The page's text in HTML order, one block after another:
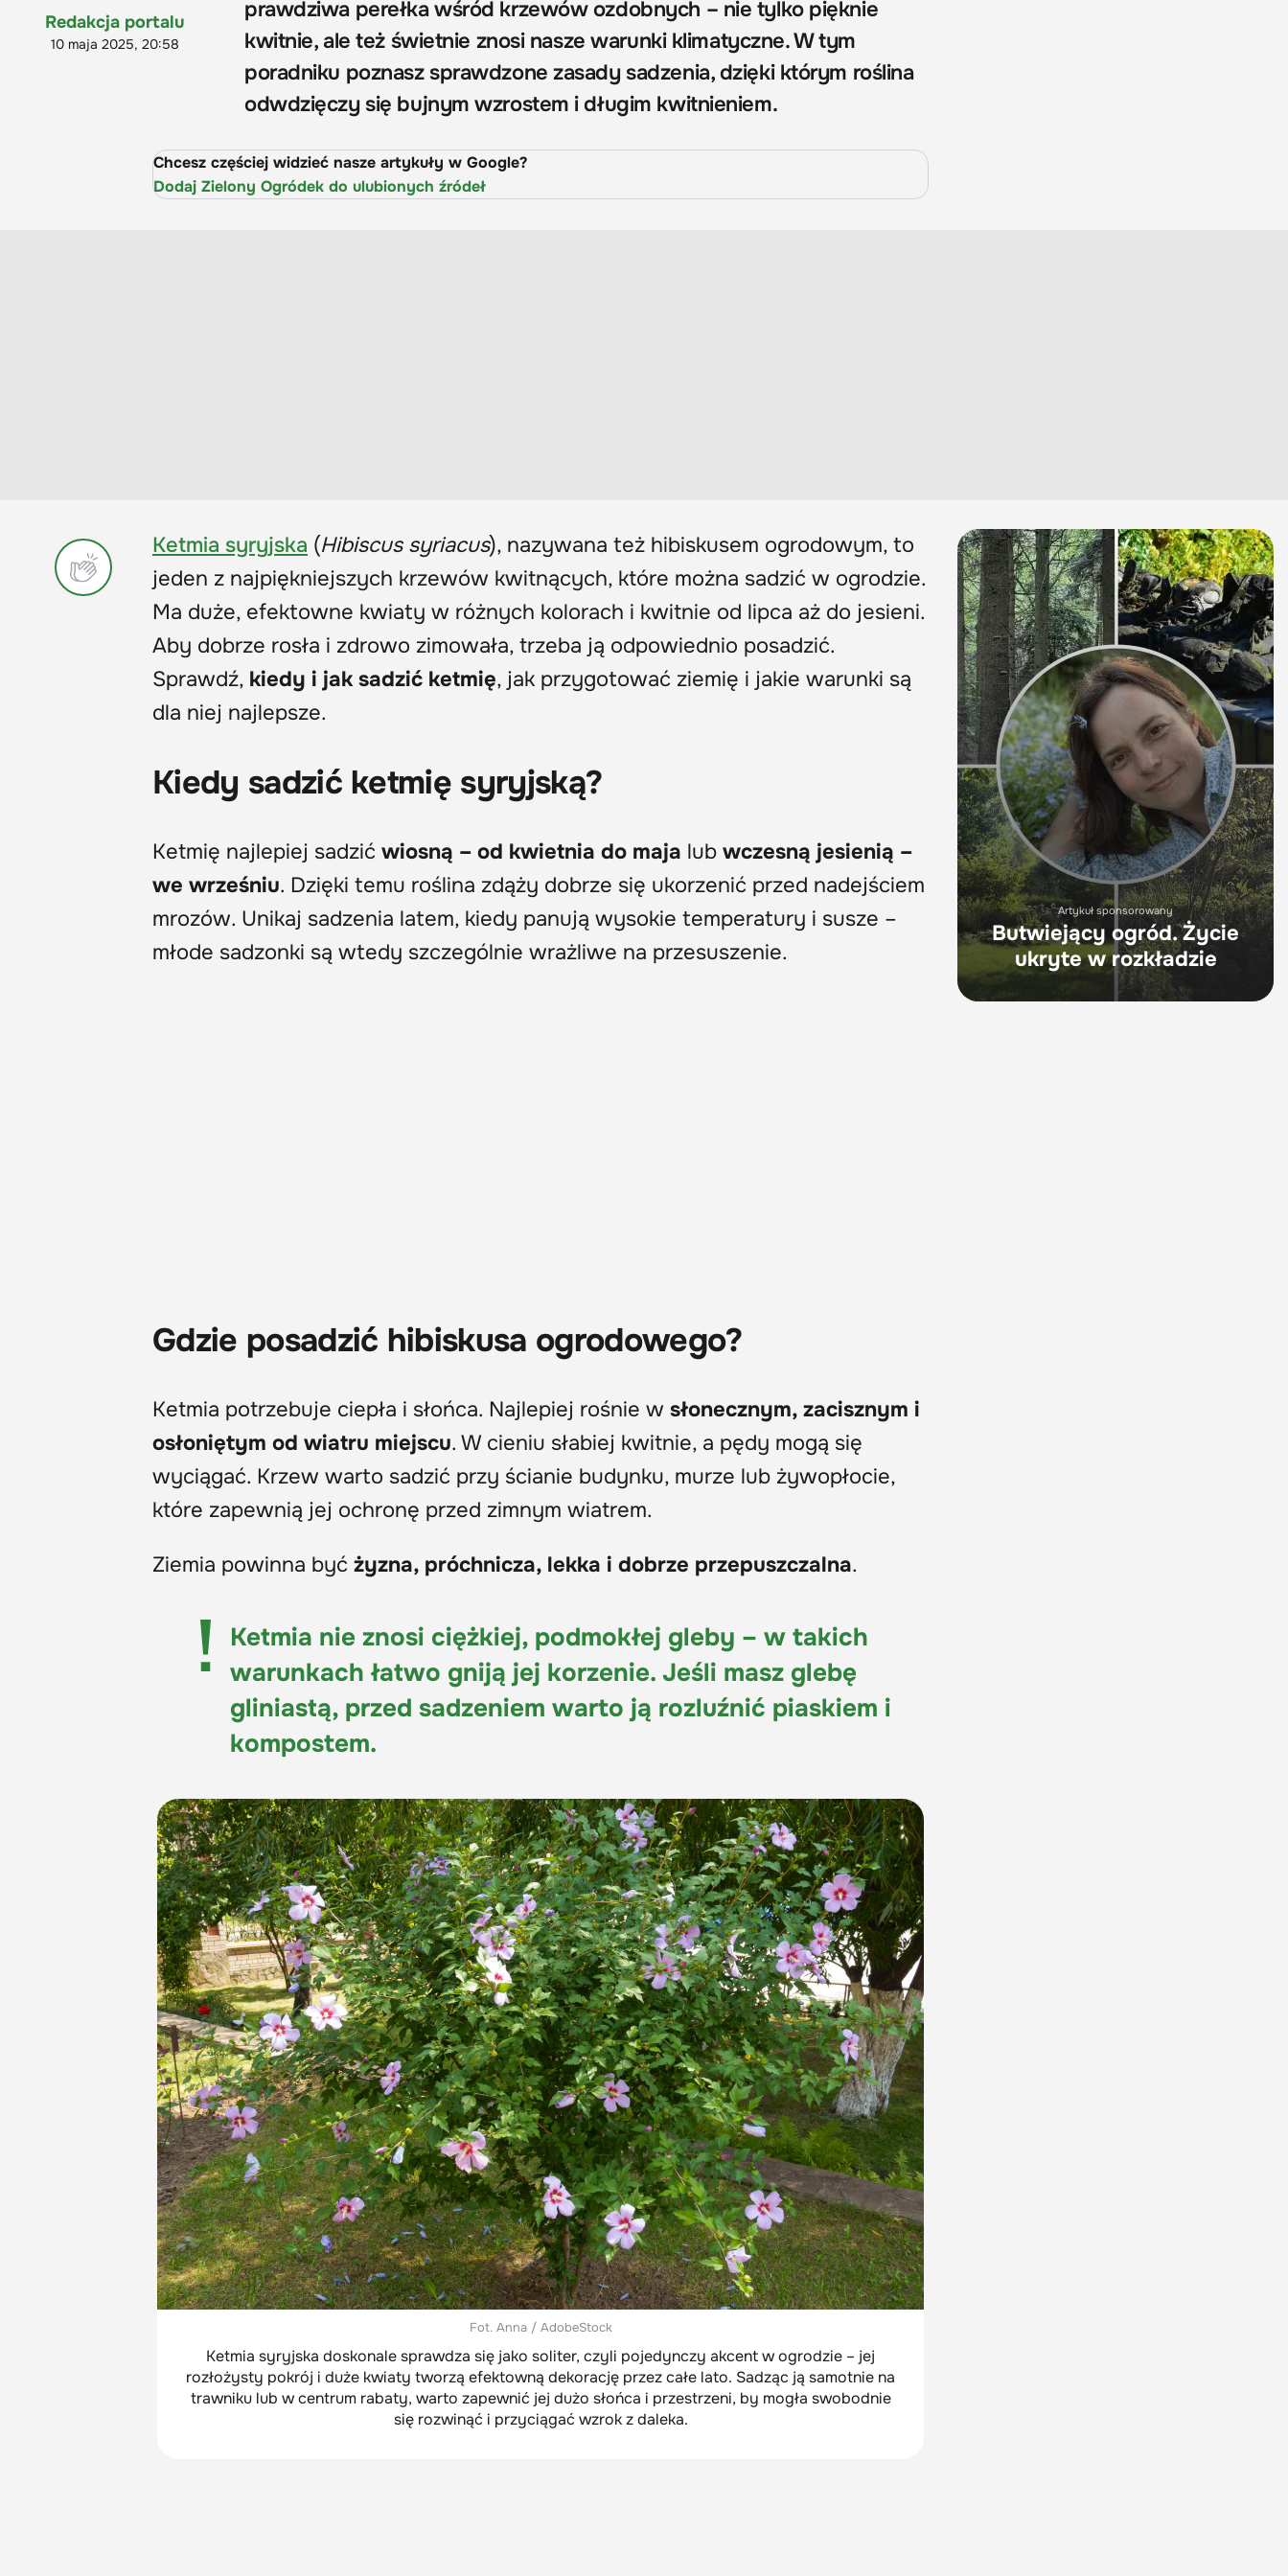
Redakcja portalu
10 maja 2025, 20:58
prawdziwa perełka wśród krzewów ozdobnych – nie tylko pięknie
kwitnie, ale też świetnie znosi nasze warunki klimatyczne. W tym
poradniku poznasz sprawdzone zasady sadzenia, dzięki którym roślina
odwdzięczy się bujnym wzrostem i długim kwitnieniem.
Chcesz częściej widzieć nasze artykuły w Google?
Dodaj Zielony Ogródek do ulubionych źródeł
Ketmia syryjska (Hibiscus syriacus), nazywana też hibiskusem ogrodowym, to
jeden z najpiękniejszych krzewów kwitnących, które można sadzić w ogrodzie.
Ma duże, efektowne kwiaty w różnych kolorach i kwitnie od lipca aż do jesieni.
Aby dobrze rosła i zdrowo zimowała, trzeba ją odpowiednio posadzić.
Sprawdź, kiedy i jak sadzić ketmię, jak przygotować ziemię i jakie warunki są
dla niej najlepsze.
Kiedy sadzić ketmię syryjską?
Ketmię najlepiej sadzić wiosną – od kwietnia do maja lub wczesną jesienią –
we wrześniu. Dzięki temu roślina zdąży dobrze się ukorzenić przed nadejściem
mrozów. Unikaj sadzenia latem, kiedy panują wysokie temperatury i susze –
młode sadzonki są wtedy szczególnie wrażliwe na przesuszenie.
Gdzie posadzić hibiskusa ogrodowego?
Ketmia potrzebuje ciepła i słońca. Najlepiej rośnie w słonecznym, zacisznym i
osłoniętym od wiatru miejscu. W cieniu słabiej kwitnie, a pędy mogą się
wyciągać. Krzew warto sadzić przy ścianie budynku, murze lub żywopłocie,
które zapewnią jej ochronę przed zimnym wiatrem.
Ziemia powinna być żyzna, próchnicza, lekka i dobrze przepuszczalna.
Ketmia nie znosi ciężkiej, podmokłej gleby – w takich
warunkach łatwo gniją jej korzenie. Jeśli masz glebę
gliniastą, przed sadzeniem warto ją rozluźnić piaskiem i
kompostem.
Fot. Anna / AdobeStock
Ketmia syryjska doskonale sprawdza się jako soliter, czyli pojedynczy akcent w ogrodzie – jej
rozłożysty pokrój i duże kwiaty tworzą efektowną dekorację przez całe lato. Sadząc ją samotnie na
trawniku lub w centrum rabaty, warto zapewnić jej dużo słońca i przestrzeni, by mogła swobodnie
się rozwinąć i przyciągać wzrok z daleka.
Artykuł sponsorowany
Butwiejący ogród. Życie
ukryte w rozkładzie